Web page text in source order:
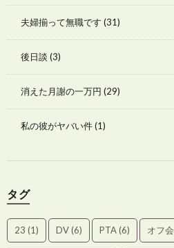
夫婦揃って無職です (31)
後日談 (3)
消えた月謝の一万円 (29)
私の彼がヤバい件(1)
タグ
23 (1) DV(6) PTA(6) オフ会